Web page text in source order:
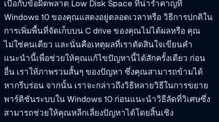
เบื่อกับข้อผิดพลาด Low Disk Space ที่น่ารำคาญที่
Windows 10 ของคุณแสดงอยู่ตลอดเวลาหรือ วิธีการปกติใน
การเพิ่มพื้นที่จัดเก็บบน C drive ของคุณไม่ได้ผลหรือ คุณ
ไม่ใช่คนเดียว และนั่นคือเหตุผลที่เราตัดสินใจเขียนคำ
แนะนำนี้เพื่อช่วยให้คุณแก้ไขปัญหานี้ได้สักครั้งเดียว ก่อน
อื่น เราให้ภาพรวมสั้นๆ ของปัญหา ซึ่งคุณสามารถข้ามได้
หากรีบร่อน จากนั้น เราจะกล่าวถึงวิธีหลายวิธีในการขยาย
พาร์ติชันระบบใน Windows 10 ก่อนแนะนำวิธีลัดที่วิเศษซึ่ง
สามารถช่วยให้คุณหลีกเลี่ยงปัญหาได้โดยสิ้นเชิง